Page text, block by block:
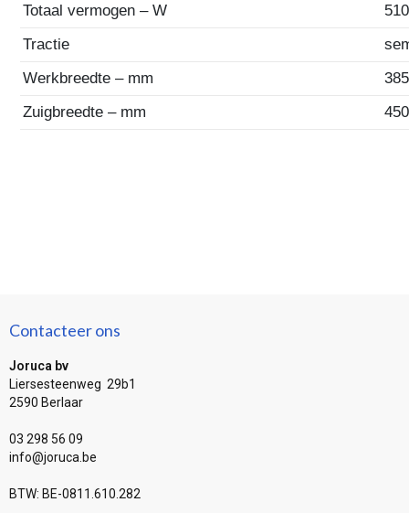
Totaal vermogen – W
510
Tractie
Werkbreedte – mm
385
Zuigbreedte – mm
450
Contacteer ons
Joruca bv
Liersesteenweg 29b1
2590 Berlaar
03 298 56 09
info@joruca.be
BTW: BE-0811.610.282